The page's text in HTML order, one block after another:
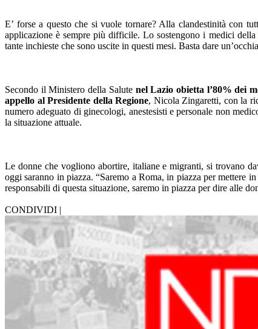
E’ forse a questo che si vuole tornare? Alla clandestinità con
applicazione è sempre più difficile. Lo sostengono i medici della
tante inchieste che sono uscite in questi mesi. Basta dare
Secondo il Ministero della Salute nel Lazio obietta l’80% dei
appello al Presidente della Regione, Nicola Zingaretti, con la
numero adeguato di ginecologi, anestesisti e personale non
la situazione attuale.
Le donne che vogliono abortire, italiane e migranti, si trovano
oggi saranno in piazza. “Saremo a Roma, in piazza per mettere
responsabili di questa situazione, saremo in piazza per dire alle
CONDIVIDI |